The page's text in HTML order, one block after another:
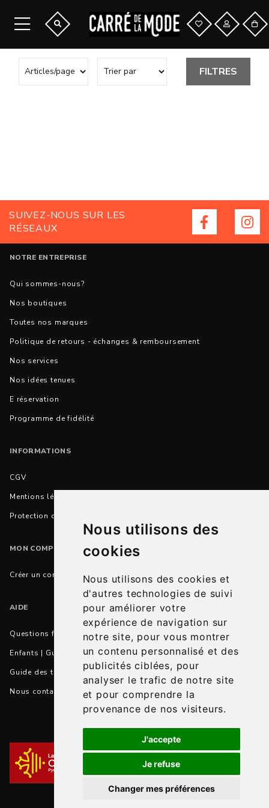
Nous utilisons des
cookies
Nous utilisons des cookies et
d'autres technologies de suivi
pour améliorer votre
expérience de navigation sur
notre site, pour vous montrer
un contenu personnalisé et des
publicités ciblées, pour
analyser le trafic de notre site
et pour comprendre la
provenance de nos visiteurs.
J'accepte
Je refuse
Changer mes préférences
FILTRES
SUIVEZ-NOUS SUR LES
RÉSEAUX
NOTRE ENTREPRISE
Qui sommes-nous?
Nos boutiques
Toutes nos marques
Politique de retours - échanges & remboursement
Nos services
Nos idées tenues
E réservation
Programme de fidélité
INFORMATIONS
CGV
Mentions légales
Protection des données personnelles
MON COMPTE
Créer un compte
AIDE
Questions fréquentes
Enfants | Guide des tailles et conseils
Guide des tailles et correspondances
Nous contacter